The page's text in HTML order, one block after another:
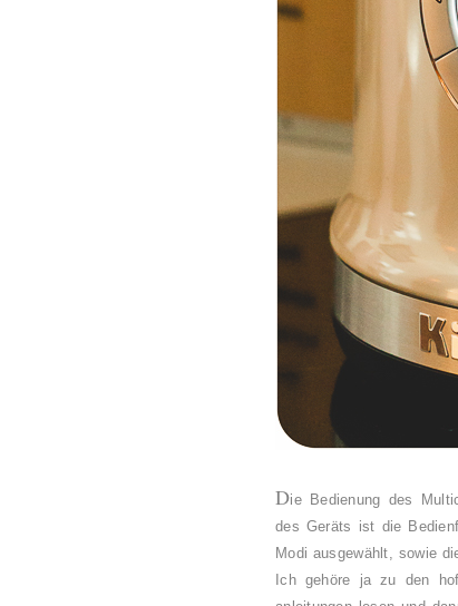
Die Bedienung des
des Geräts ist die
Modi ausgewählt, sowie
Ich gehöre ja zu den